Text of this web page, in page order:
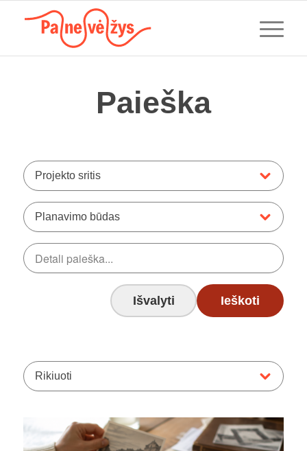
Paieška
Projekto sritis
Planavimo būdas
Išvalyti Ieškoti
Rikiuoti